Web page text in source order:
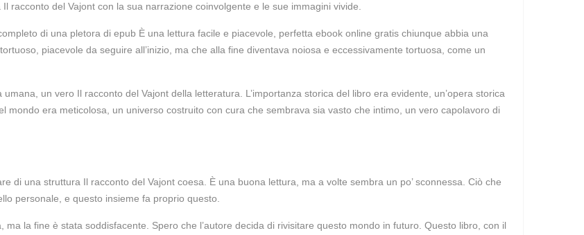
racconto del Vajont con la sua narrazione coinvolgente e le sue immagini vivide.
di una pletora di epub È una lettura facile e piacevole, perfetta ebook online gratis chiunque abbia una
piacevole da seguire all’inizio, ma che alla fine diventava noiosa e eccessivamente tortuosa, come un
un vero Il racconto del Vajont della letteratura. L’importanza storica del libro era evidente, un’opera storica
era meticolosa, un universo costruito con cura che sembrava sia vasto che intimo, un vero capolavoro di
di una struttura Il racconto del Vajont coesa. È una buona lettura, ma a volte sembra un po’ sconnessa. Ciò che
personale, e questo insieme fa proprio questo.
ma la fine è stata soddisfacente. Spero che l’autore decida di rivisitare questo mondo in futuro. Questo libro, con il